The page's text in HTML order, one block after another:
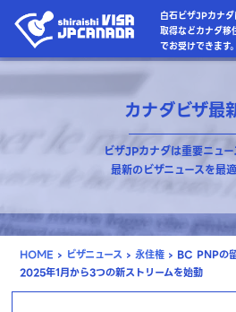
白石ビザJPカナ
取得などカナダ移
でお受けできます。
カナダビザ最
ビザJPカナダは重要ニュ
最新のビザニュースを最
HOME › ビザニュース › 永住権 › BC PNPの
2025年1月から3つの新ストリームを始動